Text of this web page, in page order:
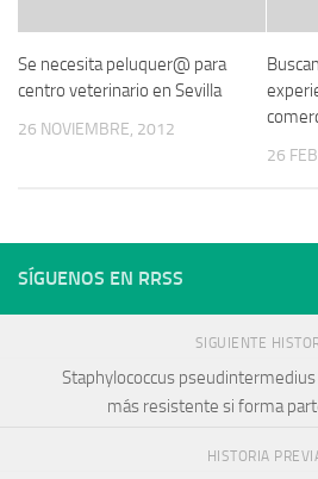
Se necesita peluquer@ para
centro veterinario en Sevilla
26 NOVIEMBRE, 2012
26
SÍGUENOS EN RRSS
SIGUIENTE
Staphylococcus
más resistente si forma
HISTORIA